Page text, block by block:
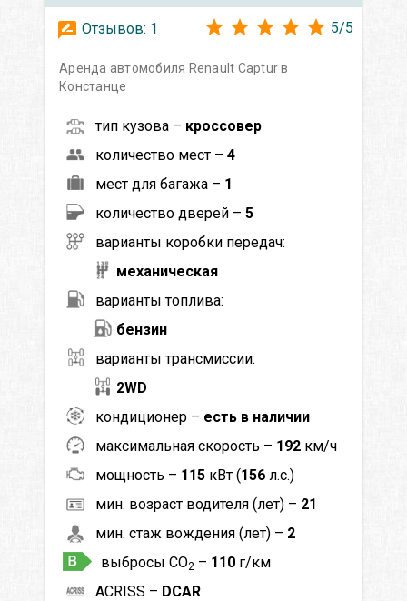
Отзывов: 1 5/5
Аренда автомобиля Renault Captur в
Констанце
тип кузова – кроссовер
количество мест – 4
мест для багажа – 1
количество дверей – 5
варианты коробки передач:
механическая
варианты топлива:
бензин
варианты трансмиссии:
2WD
кондиционер – есть в наличии
максимальная скорость – 192 км/ч
мощность – 115 кВт (156 л.с.)
мин. возраст водителя (лет) – 21
мин. стаж вождения (лет) – 2
выбросы CO2 – 110 г/км
ACRISS – DCAR